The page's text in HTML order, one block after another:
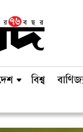
বিশ্ব